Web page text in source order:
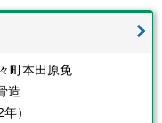
町本田原免
造
）